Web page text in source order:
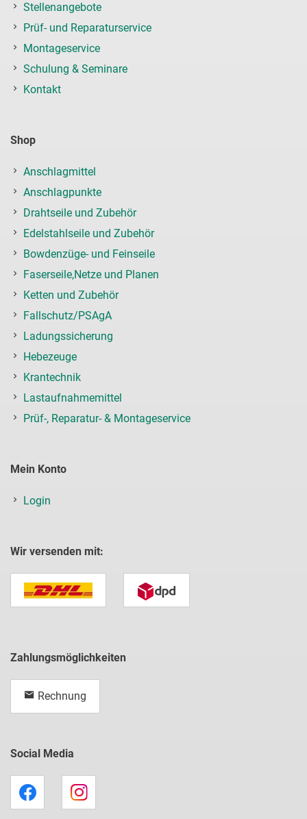
Stellenangebote
Prüf- und Reparaturservice
Montageservice
Schulung & Seminare
Kontakt
Shop
Anschlagmittel
Anschlagpunkte
Drahtseile und Zubehör
Edelstahlseile und Zubehör
Bowdenzüge- und Feinseile
Faserseile,Netze und Planen
Ketten und Zubehör
Fallschutz/PSAgA
Ladungssicherung
Hebezeuge
Krantechnik
Lastaufnahmemittel
Prüf-, Reparatur- & Montageservice
Mein Konto
Login
Wir versenden mit:
Zahlungsmöglichkeiten
Rechnung
Social Media